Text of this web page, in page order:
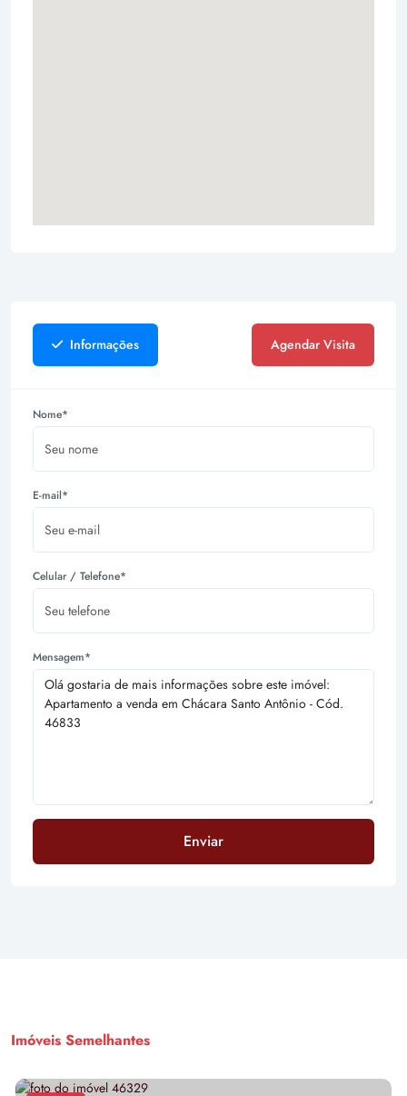
Informações Agendar Visita
Nome*
E-mail*
Celular / Telefone*
Mensagem*
Enviar
Imóveis Semelhantes